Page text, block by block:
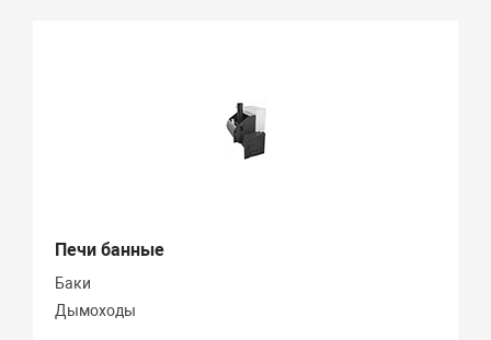
Печи банные
Баки
Дымоходы